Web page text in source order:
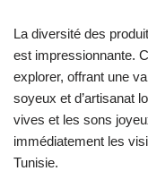
La diversité des
est impressionnante.
explorer, offrant une
soyeux et d’artisanat
vives et les sons
immédiatement les
Tunisie.